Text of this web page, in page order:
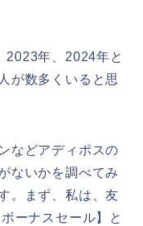
2023年、2024年と
が数多くいると思
などアディポスの
ないかを調べてみ
。まず、私は、友
ーナスセール】と